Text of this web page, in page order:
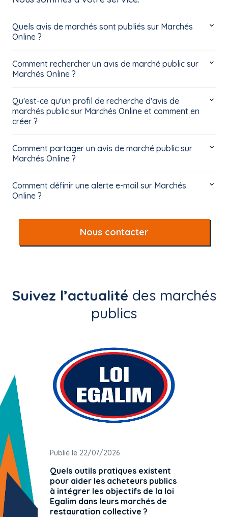
Quels avis de marchés sont publiés sur Marchés
Online ?
Comment rechercher un avis de marché public sur
Marchés Online ?
Qu'est-ce qu'un profil de recherche d'avis de
marchés public sur Marchés Online et comment en
créer ?
Comment partager un avis de marché public sur
Marchés Online ?
Comment définir une alerte e-mail sur Marchés
Online ?
Nous contacter
Suivez l’actualité des marchés
publics
Publié le 22/07/2026
Quels outils pratiques existent
pour aider les acheteurs publics
à intégrer les objectifs de la loi
Egalim dans leurs marchés de
restauration collective ?